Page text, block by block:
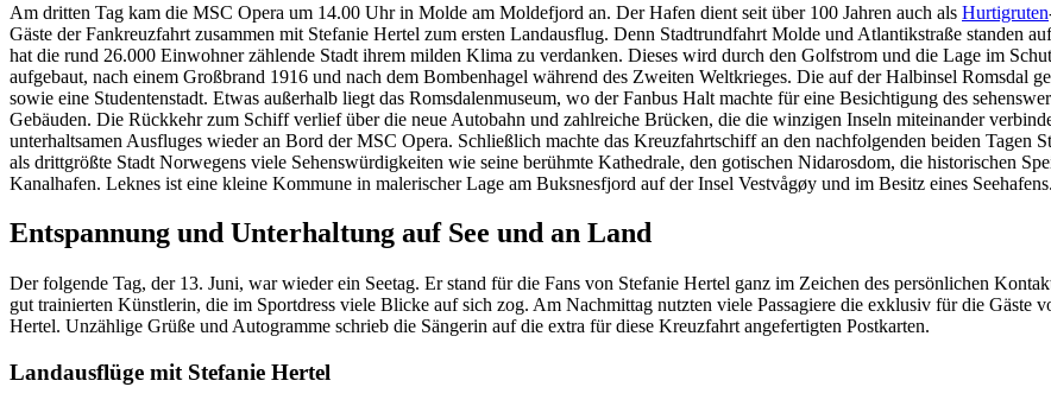
Am dritten Tag kam die MSC Opera um 14.00 Uhr in Molde am Moldefjord an. Der Hafen dient seit über 100 Jahren auch als Hurtigruten
Gäste der Fankreuzfahrt zusammen mit Stefanie Hertel zum ersten Landausflug. Denn Stadtrundfahrt Molde und Atlantikstraße standen
hat die rund 26.000 Einwohner zählende Stadt ihrem milden Klima zu verdanken. Dieses wird durch den Golfstrom und die Lage im
aufgebaut, nach einem Großbrand 1916 und nach dem Bombenhagel während des Zweiten Weltkrieges. Die auf der Halbinsel Romsdal
sowie eine Studentenstadt. Etwas außerhalb liegt das Romsdalenmuseum, wo der Fanbus Halt machte für eine Besichtigung des
Gebäuden. Die Rückkehr zum Schiff verlief über die neue Autobahn und zahlreiche Brücken, die die winzigen Inseln miteinander
unterhaltsamen Ausfluges wieder an Bord der MSC Opera. Schließlich machte das Kreuzfahrtschiff an den nachfolgenden beiden
als drittgrößte Stadt Norwegens viele Sehenswürdigkeiten wie seine berühmte Kathedrale, den gotischen Nidarosdom, die historischen
Kanalhafen. Leknes ist eine kleine Kommune in malerischer Lage am Buksnesfjord auf der Insel Vestvågøy und im Besitz eines Seehafens.
Entspannung und Unterhaltung auf See und an Land
Der folgende Tag, der 13. Juni, war wieder ein Seetag. Er stand für die Fans von Stefanie Hertel ganz im Zeichen des persönlichen
gut trainierten Künstlerin, die im Sportdress viele Blicke auf sich zog. Am Nachmittag nutzten viele Passagiere die exklusiv für die Gäste
Hertel. Unzählige Grüße und Autogramme schrieb die Sängerin auf die extra für diese Kreuzfahrt angefertigten Postkarten.
Landausflüge mit Stefanie Hertel